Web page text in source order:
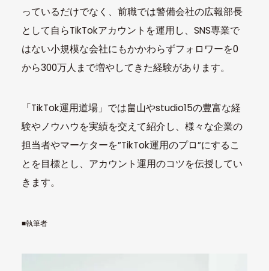
っているだけでなく、前職では警備会社の広報部長
として自らTikTokアカウントを運用し、SNS専業で
はない小規模な会社にもかかわらずフォロワーを0
から300万人まで増やしてきた経験があります。
「TikTok運用道場」では畠山やstudio15の豊富な経
験やノウハウを実績を交えて紹介し、様々な企業の
担当者やマーケターを”TikTok運用のプロ”にするこ
とを目標とし、アカウント運用のコツを伝授してい
きます。
■執筆者